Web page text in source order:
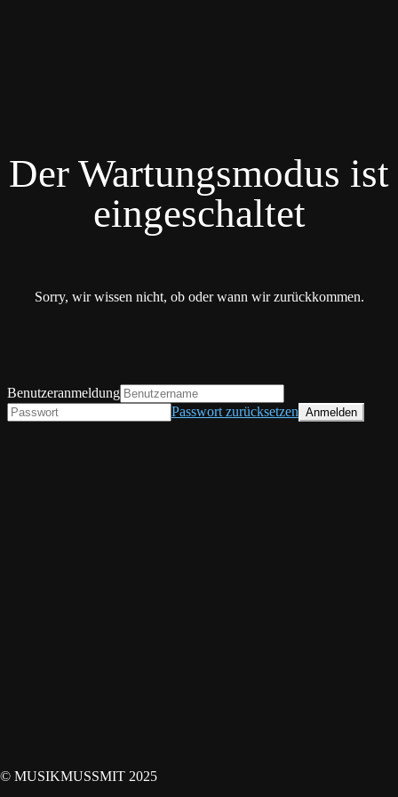
Der Wartungsmodus ist
eingeschaltet
Sorry, wir wissen nicht, ob oder wann wir zurückkommen.
© MUSIKMUSSMIT 2025
Benutzeranmeldung
Passwort zurücksetzen